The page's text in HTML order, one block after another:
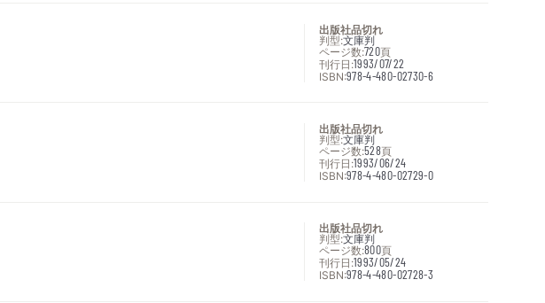
出版社品切れ
判型:文庫判
ページ数:720頁
刊行日:1993/07/22
ISBN:978-4-480-02730-6
出版社品切れ
判型:文庫判
ページ数:528頁
刊行日:1993/06/24
ISBN:978-4-480-02729-0
出版社品切れ
判型:文庫判
ページ数:800頁
刊行日:1993/05/24
ISBN:978-4-480-02728-3